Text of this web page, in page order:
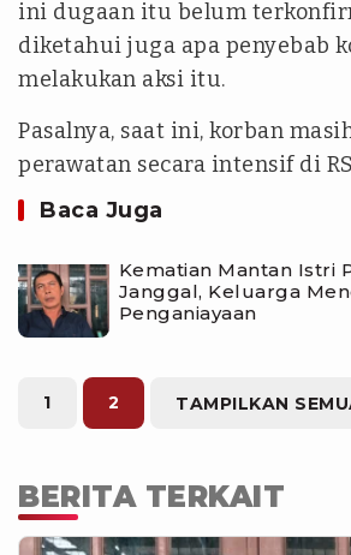
ini dugaan itu belum
diketahui juga apa penyebab
melakukan aksi itu.
Pasalnya, saat ini, korban
perawatan secara intensif di
Baca Juga
Kematian Mantan Istri
Janggal, Keluarga
Penganiayaan
1 2 TAMPILKAN
BERITA TERKAIT